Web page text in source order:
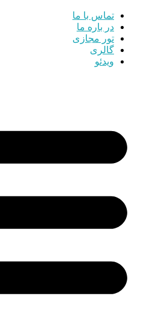
تماس با ما
در باره ما
تور مجازی
گالری
ویدئو